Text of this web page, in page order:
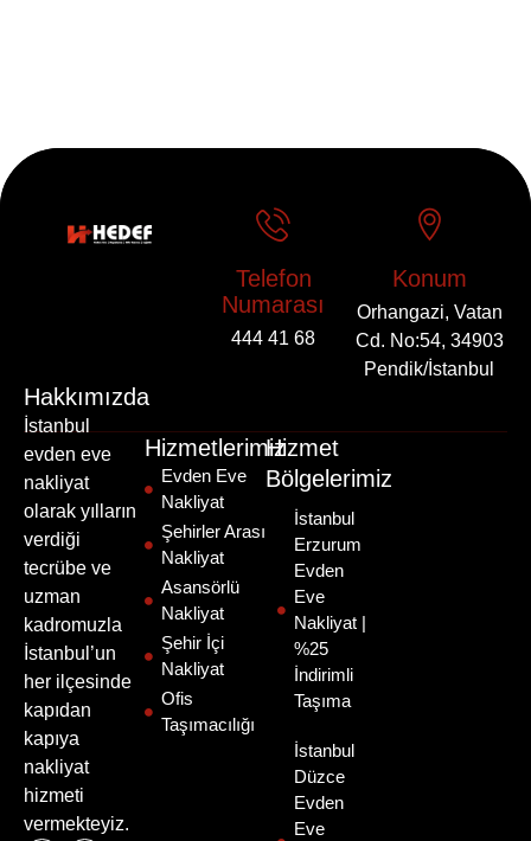
Telefon
Numarası
444 41 68
Konum
Orhangazi, Vatan
Cd. No:54, 34903
Pendik/İstanbul
Hakkımızda
İstanbul
evden eve
nakliyat
olarak yılların
verdiği
tecrübe ve
uzman
kadromuzla
İstanbul’un
her ilçesinde
kapıdan
kapıya
nakliyat
hizmeti
vermekteyiz.
Hizmetlerimiz
Evden Eve
Nakliyat
Şehirler Arası
Nakliyat
Asansörlü
Nakliyat
Şehir İçi
Nakliyat
Ofis
Taşımacılığı
Hizmet
Bölgelerimiz
İstanbul
Erzurum
Evden
Eve
Nakliyat |
%25
İndirimli
Taşıma
İstanbul
Düzce
Evden
Eve